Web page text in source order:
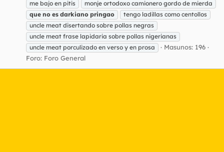
me bajo en pitis
monje ortodoxo camionero gordo de mierda
que no es darkiano pringao
tengo ladillas como centollos
uncle meat disertando sobre pollas negras
uncle meat frase lapidaria sobre pollas nigerianas
uncle meat porculizado en verso y en prosa
Masunos: 196
Foro: Foro General